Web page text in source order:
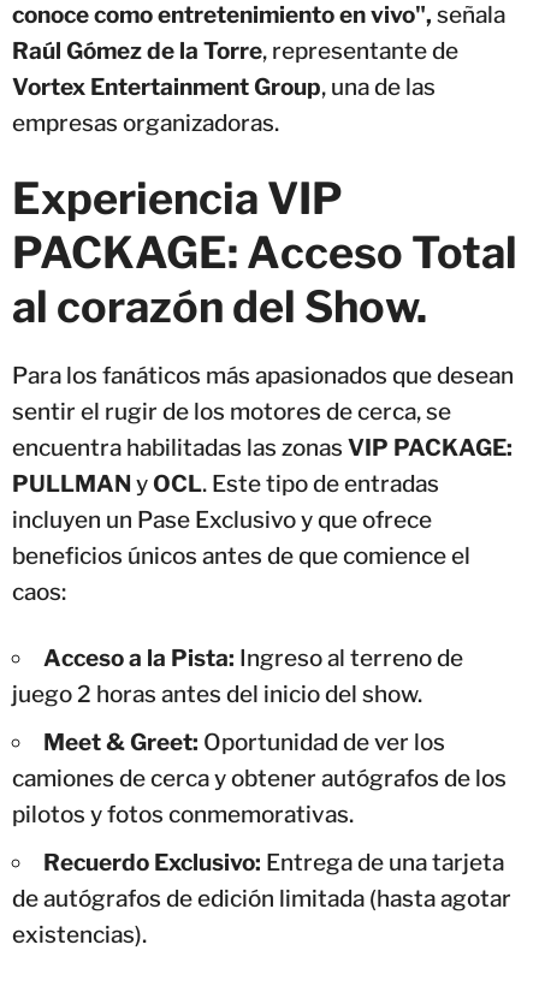
conoce como entretenimiento en vivo", señala
Raúl Gómez de la Torre, representante de
Vortex Entertainment Group, una de las
empresas organizadoras.
Experiencia VIP
PACKAGE: Acceso Total
al corazón del Show.
Para los fanáticos más apasionados que desean
sentir el rugir de los motores de cerca, se
encuentra habilitadas las zonas VIP PACKAGE:
PULLMAN y OCL. Este tipo de entradas
incluyen un Pase Exclusivo y que ofrece
beneficios únicos antes de que comience el
caos:
Acceso a la Pista: Ingreso al terreno de
juego 2 horas antes del inicio del show.
Meet & Greet: Oportunidad de ver los
camiones de cerca y obtener autógrafos de los
pilotos y fotos conmemorativas.
Recuerdo Exclusivo: Entrega de una tarjeta
de autógrafos de edición limitada (hasta agotar
existencias).